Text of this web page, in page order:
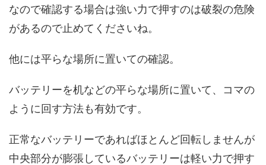
なので確認する場合は強い力で押すのは破裂の危険
があるので止めてくださいね。
他には平らな場所に置いての確認。
バッテリーを机などの平らな場所に置いて、コマの
ように回す方法も有効です。
正常なバッテリーであればほとんど回転しませんが
中央部分が膨張しているバッテリーは軽い力で押す